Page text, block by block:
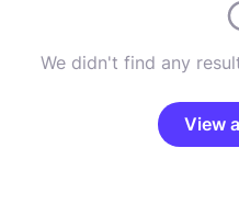
We didn't find any
View